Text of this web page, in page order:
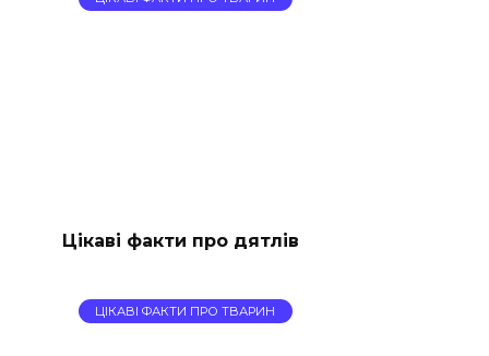
Цікаві факти про дятлів
ЦІКАВІ ФАКТИ ПРО ТВАРИН